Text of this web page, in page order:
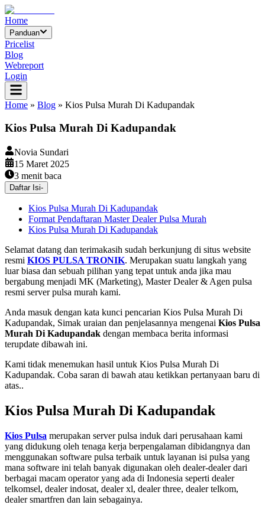
Home
Panduan
Pricelist
Blog
Webreport
Login
Home » Blog » Kios Pulsa Murah Di Kadupandak
Kios Pulsa Murah Di Kadupandak
Novia Sundari
15 Maret 2025
3 menit baca
Daftar Isi-
Kios Pulsa Murah Di Kadupandak
Format Pendaftaran Master Dealer Pulsa Murah
Kios Pulsa Murah Di Kadupandak
Selamat datang dan terimakasih sudah berkunjung di situs website
resmi KIOS PULSA TRONIK. Merupakan suatu langkah yang
luar biasa dan sebuah pilihan yang tepat untuk anda jika mau
bergabung menjadi MK (Marketing), Master Dealer & Agen pulsa
resmi server pulsa murah kami.
Anda masuk dengan kata kunci pencarian Kios Pulsa Murah Di
Kadupandak, Simak uraian dan penjelasannya mengenai Kios Pulsa
Murah Di Kadupandak dengan membaca berita informasi
terupdate dibawah ini.
Kami tidak menemukan hasil untuk Kios Pulsa Murah Di
Kadupandak. Coba saran di bawah atau ketikkan pertanyaan baru di
atas..
Kios Pulsa Murah Di Kadupandak
Kios Pulsa merupakan server pulsa induk dari perusahaan kami
yang didukung oleh tenaga kerja berpengalaman dibidangnya dan
menggunakan software pulsa terbaik untuk layanan isi pulsa yang
mana software ini telah banyak digunakan oleh dealer-dealer dari
berbagai macam operator yang ada di Indonesia seperti dealer
telkomsel, dealer indosat, dealer xl, dealer three, dealer telkom,
dealer smartfren dan lain sebagainya.